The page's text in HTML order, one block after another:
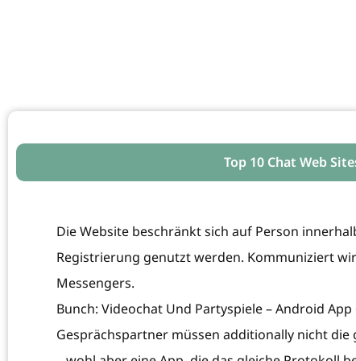
Top 10 Chat Web
Die Website beschränkt sich auf Person
Registrierung genutzt werden. Kommuniziert
Messengers.
Bunch: Videochat Und Partyspiele – Android App
Gesprächspartner müssen additionally nicht